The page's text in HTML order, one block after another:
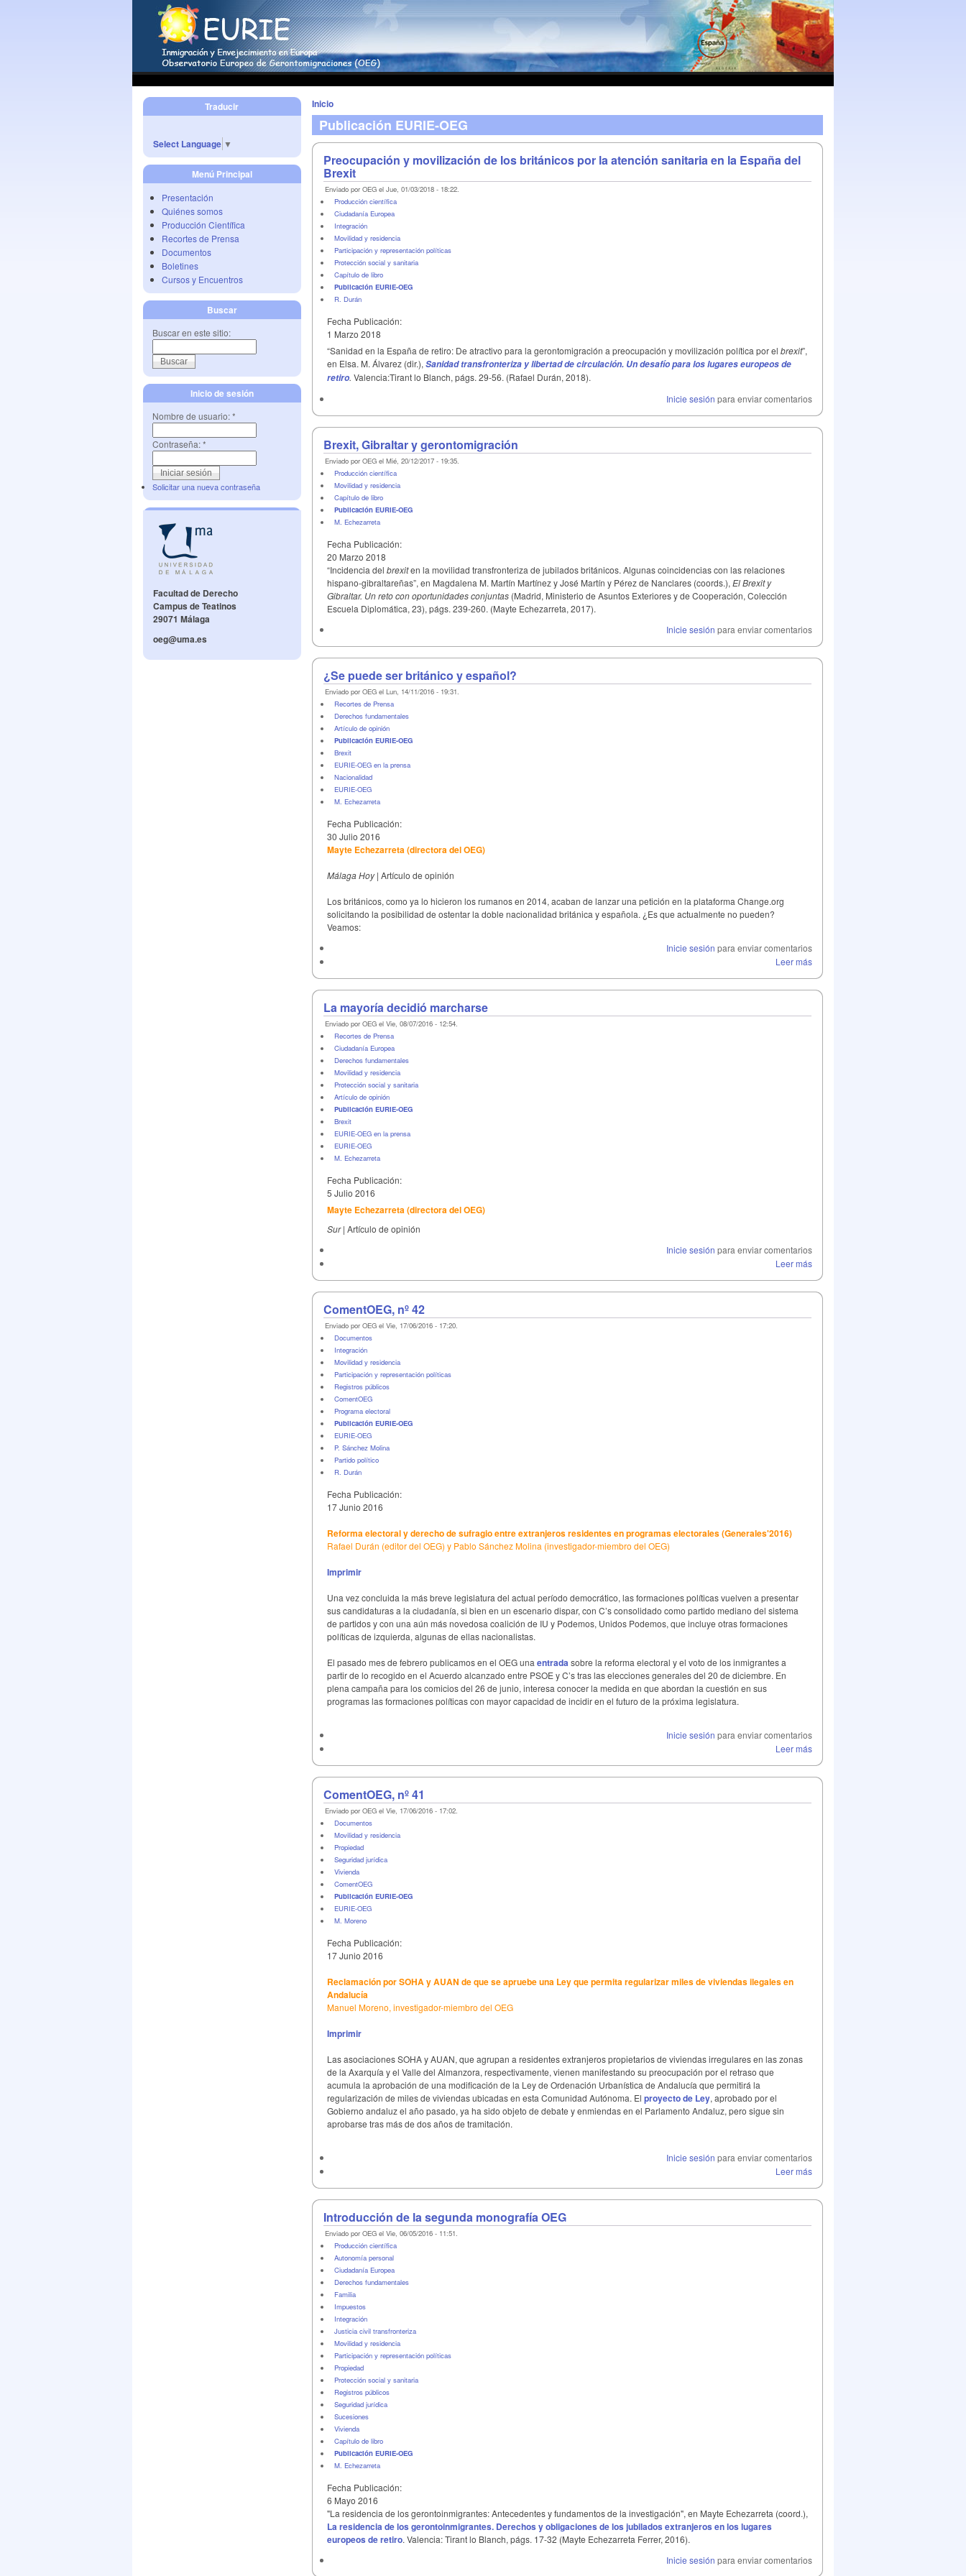
Traducir
Select Language ▼
Menú Principal
Presentación
Quiénes somos
Producción Científica
Recortes de Prensa
Documentos
Boletines
Cursos y Encuentros
Buscar
Buscar en este sitio:
Inicio de sesión
Nombre de usuario:*
Contraseña:*
Solicitar una nueva contraseña
Facultad de Derecho
Campus de Teatinos
29071 Málaga
oeg@uma.es
Inicio
Publicación EURIE-OEG
Preocupación y movilización de los británicos por la atención sanitaria en la España del
Brexit
Enviado por OEG el Jue, 01/03/2018 - 18:22.
Producción científica
Ciudadanía Europea
Integración
Movilidad y residencia
Participación y representación políticas
Protección social y sanitaria
Capítulo de libro
Publicación EURIE-OEG
R. Durán
Fecha Publicación:
1 Marzo 2018
“Sanidad en la España de retiro: De atractivo para la gerontomigración a preocupación y movilización política por el brexit”,
en Elsa. M. Álvarez (dir.), Sanidad transfronteriza y libertad de circulación. Un desafío para los lugares europeos de
retiro. Valencia:Tirant lo Blanch, págs. 29-56. (Rafael Durán, 2018).
Inicie sesión para enviar comentarios
Brexit, Gibraltar y gerontomigración
Enviado por OEG el Mié, 20/12/2017 - 19:35.
Producción científica
Movilidad y residencia
Capítulo de libro
Publicación EURIE-OEG
M. Echezarreta
Fecha Publicación:
20 Marzo 2018
“Incidencia del brexiten la movilidad transfronteriza de jubilados británicos. Algunas coincidencias con las relaciones
hispano-gibraltareñas”, en Magdalena M. Martín Martínez y José Martín y Pérez de Nanclares (coords.), El Brexit y
Gibraltar. Un reto con oportunidades conjuntas (Madrid, Ministerio de Asuntos Exteriores y de Cooperación, Colección
Escuela Diplomática, 23), págs. 239-260. (Mayte Echezarreta, 2017).
Inicie sesión para enviar comentarios
¿Se puede ser británico y español?
Enviado por OEG el Lun, 14/11/2016 - 19:31.
Recortes de Prensa
Derechos fundamentales
Artículo de opinión
Publicación EURIE-OEG
Brexit
EURIE-OEG en la prensa
Nacionalidad
EURIE-OEG
M. Echezarreta
Fecha Publicación:
30 Julio 2016
Mayte Echezarreta (directora del OEG)
Málaga Hoy| Artículo de opinión
Los británicos, como ya lo hicieron los rumanos en 2014, acaban de lanzar una petición en la plataforma Change.org
solicitando la posibilidad de ostentar la doble nacionalidad británica y española. ¿Es que actualmente no pueden?
Veamos:
Inicie sesión para enviar comentarios
Leer más
La mayoría decidió marcharse
Enviado por OEG el Vie, 08/07/2016 - 12:54.
Recortes de Prensa
Ciudadanía Europea
Derechos fundamentales
Movilidad y residencia
Protección social y sanitaria
Artículo de opinión
Publicación EURIE-OEG
Brexit
EURIE-OEG en la prensa
EURIE-OEG
M. Echezarreta
Fecha Publicación:
5 Julio 2016
Mayte Echezarreta (directora del OEG)
Sur | Artículo de opinión
Inicie sesión para enviar comentarios
Leer más
ComentOEG, nº 42
Enviado por OEG el Vie, 17/06/2016 - 17:20.
Documentos
Integración
Movilidad y residencia
Participación y representación políticas
Registros públicos
ComentOEG
Programa electoral
Publicación EURIE-OEG
EURIE-OEG
P. Sánchez Molina
Partido político
R. Durán
Fecha Publicación:
17 Junio 2016
Reforma electoral y derecho de sufragio entre extranjeros residentes en programas electorales (Generales'2016)
Rafael Durán (editor del OEG) y Pablo Sánchez Molina (investigador-miembro del OEG)
Imprimir
Una vez concluida la más breve legislatura del actual período democrático, las formaciones políticas vuelven a presentar
sus candidaturas a la ciudadanía, si bien en un escenario dispar, con C’s consolidado como partido mediano del sistema
de partidos y con una aún más novedosa coalición de IU y Podemos, Unidos Podemos, que incluye otras formaciones
políticas de izquierda, algunas de ellas nacionalistas.
El pasado mes de febrero publicamos en el OEG una entradasobre la reforma electoral y el voto de los inmigrantes a
partir de lo recogido en el Acuerdo alcanzado entre PSOE y C’s tras las elecciones generales del 20 de diciembre. En
plena campaña para los comicios del 26 de junio, interesa conocer la medida en que abordan la cuestión en sus
programas las formaciones políticas con mayor capacidad de incidir en el futuro de la próxima legislatura.
Inicie sesión para enviar comentarios
Leer más
ComentOEG, nº 41
Enviado por OEG el Vie, 17/06/2016 - 17:02.
Documentos
Movilidad y residencia
Propiedad
Seguridad jurídica
Vivienda
ComentOEG
Publicación EURIE-OEG
EURIE-OEG
M. Moreno
Fecha Publicación:
17 Junio 2016
Reclamación por SOHA y AUAN de que se apruebe una Ley que permita regularizar miles de viviendas ilegales en
Andalucía
Manuel Moreno, investigador-miembro del OEG
Imprimir
Las asociaciones SOHA y AUAN, que agrupan a residentes extranjeros propietarios de viviendas irregulares en las zonas
de la Axarquía y el Valle del Almanzora, respectivamente, vienen manifestando su preocupación por el retraso que
acumula la aprobación de una modificación de la Ley de Ordenación Urbanística de Andalucía que permitirá la
regularización de miles de viviendas ubicadas en esta Comunidad Autónoma. El proyecto de Ley, aprobado por el
Gobierno andaluz el año pasado, ya ha sido objeto de debate y enmiendas en el Parlamento Andaluz, pero sigue sin
aprobarse tras más de dos años de tramitación.
Inicie sesión para enviar comentarios
Leer más
Introducción de la segunda monografía OEG
Enviado por OEG el Vie, 06/05/2016 - 11:51.
Producción científica
Autonomía personal
Ciudadanía Europea
Derechos fundamentales
Familia
Impuestos
Integración
Justicia civil transfronteriza
Movilidad y residencia
Participación y representación políticas
Propiedad
Protección social y sanitaria
Registros públicos
Seguridad jurídica
Sucesiones
Vivienda
Capítulo de libro
Publicación EURIE-OEG
M. Echezarreta
Fecha Publicación:
6 Mayo 2016
"La residencia de los gerontoinmigrantes: Antecedentes y fundamentos de la investigación", en Mayte Echezarreta (coord.),
La residencia de los gerontoinmigrantes. Derechos y obligaciones de los jubilados extranjeros en los lugares
europeos de retiro. Valencia: Tirant lo Blanch, págs. 17-32 (Mayte Echezarreta Ferrer, 2016).
Inicie sesión para enviar comentarios